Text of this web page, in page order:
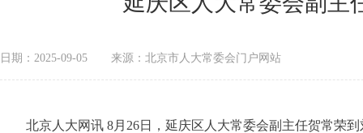
日期：2025-09-05 来源：北京市人大常委会门户网站
北京人大网讯 8月26日，延庆区人大常委会副主任贺常荣到